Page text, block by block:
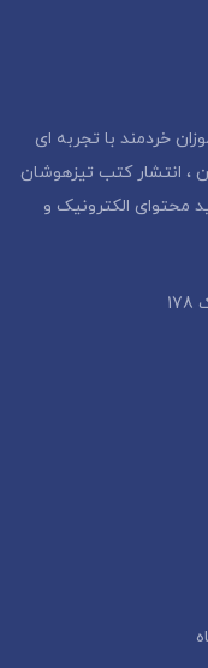
خردمند با تجربه ای
، انتشار کتب تیزهوشان
محتوای الکترونیک و